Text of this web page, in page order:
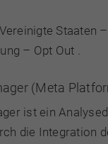
Staaten –
– Opt Out .
(Meta
ist ein
die Integration